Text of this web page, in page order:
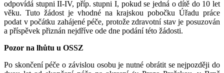
odpovídá stupni II-IV, příp. stupni I, pokud se jedná o dítě do 10 let
věku. Tuto žádost je vhodné na krajskou pobočku Úřadu práce
podat v počátku zahájené péče, protože zdravotní stav je posuzován
a příspěvek přiznán nejdříve ode dne podání této žádosti.
Pozor na lhůtu u OSSZ
Po skončení péče o závislou osobu je nutné obrátit se nejpozději do